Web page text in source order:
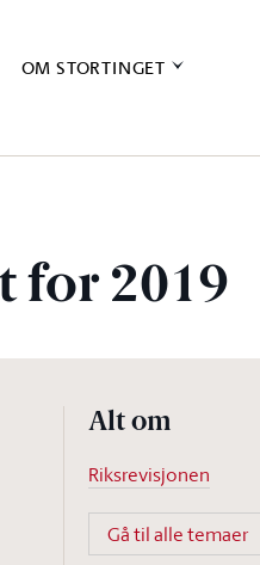
OM STORTINGET
for 2019
Alt om
Riksrevisjonen
Gå til alle temaer